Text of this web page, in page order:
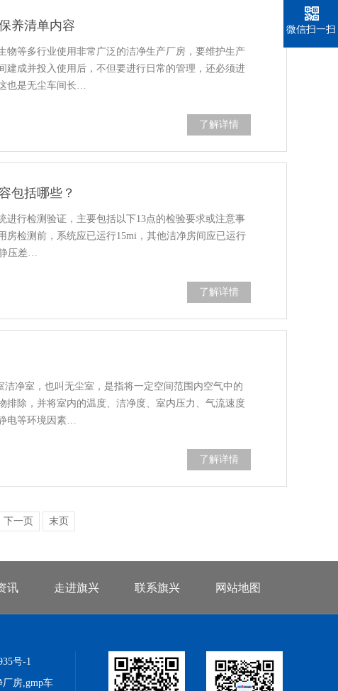
养清单内容
物等多行业使用非常广泛的洁净生产厂房，要维护生产
建成并投入使用后，不但要进行日常的管理，还必须进
也是无尘车间长…
了解详情
包括哪些？
进行检测验证，主要包括以下13点的检验要求或注意事
检测前，系统应已运行15mi，其他洁净房间应已运行
压差…
了解详情
净室，也叫无尘室，是指将一定空间范围内空气中的
排除，并将室内的温度、洁净度、室内压力、气流速度
电等环境因素…
了解详情
下一页 末页
讯 走进旗兴 联系旗兴 网站地图
号-1
房,gmp车
微信扫一扫